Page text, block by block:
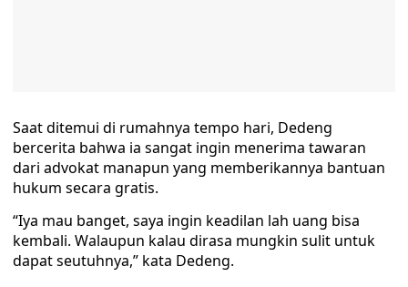
Saat ditemui di rumahnya tempo hari, Dedeng
bercerita bahwa ia sangat ingin menerima tawaran
dari advokat manapun yang memberikannya bantuan
hukum secara gratis.
“Iya mau banget, saya ingin keadilan lah uang bisa
kembali. Walaupun kalau dirasa mungkin sulit untuk
dapat seutuhnya,” kata Dedeng.